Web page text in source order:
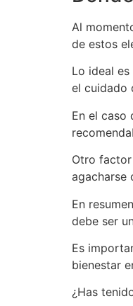
Al
de estos
Lo ideal
el cuidado
En el caso
Otro
agacharse
En
debe ser
Es
bienestar
¿Has